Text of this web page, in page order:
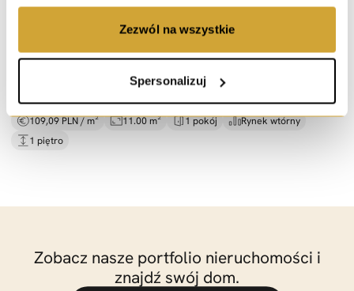
Zezwól na wszystkie
Spersonalizuj
2 pokoje do wynajęcia |mieszkanie 110 m² |
ul. Walerego Sławka, Wrocław
109,09 PLN / m² 11.00 m² 1 pokój
Rynek wtórny
1 piętro
Zobacz nasze portfolio nieruchomości i
znajdź swój dom.